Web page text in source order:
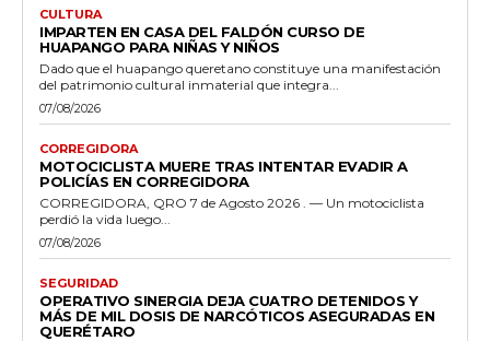
CULTURA
IMPARTEN EN CASA DEL FALDÓN CURSO DE
HUAPANGO PARA NIÑAS Y NIÑOS
Dado que el huapango queretano constituye una manifestación
del patrimonio cultural inmaterial que integra...
07/08/2026
CORREGIDORA
MOTOCICLISTA MUERE TRAS INTENTAR EVADIR A
POLICÍAS EN CORREGIDORA
CORREGIDORA, QRO 7 de Agosto 2026 . — Un motociclista
perdió la vida luego...
07/08/2026
SEGURIDAD
OPERATIVO SINERGIA DEJA CUATRO DETENIDOS Y
MÁS DE MIL DOSIS DE NARCÓTICOS ASEGURADAS EN
QUERÉTARO